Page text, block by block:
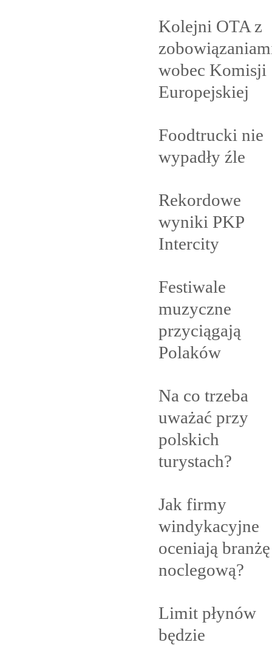
Kolejni OTA z
wobec Komisji
Europejskiej
Foodtrucki nie
wypadły źle
Rekordowe
wyniki PKP
Intercity
Festiwale
muzyczne
przyciągają
Polaków
Na co trzeba
uważać przy
polskich
turystach?
Jak firmy
windykacyjne
oceniają branżę
noclegową?
Limit płynów
będzie